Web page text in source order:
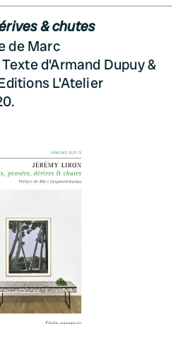
& chutes
de Marc
d'Armand Dupuy &
L'Atelier